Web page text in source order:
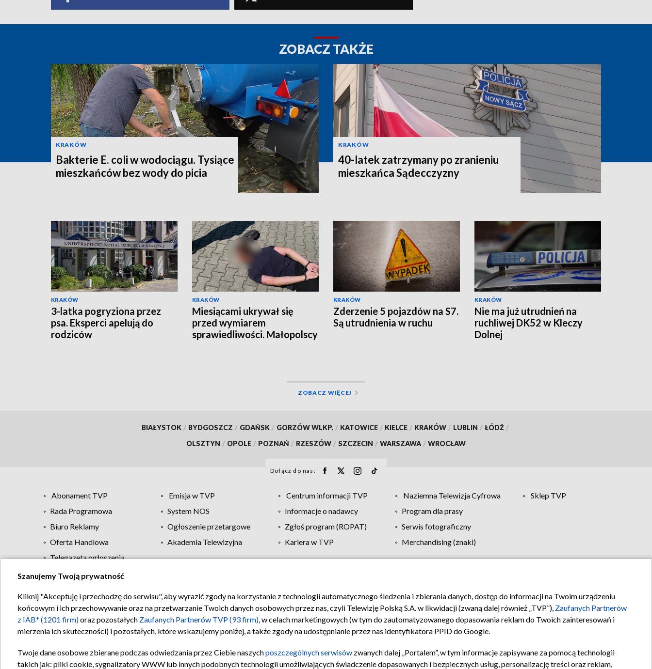
ZOBACZ TAKŻE
KRAKÓW
Bakterie E. coli w wodociągu. Tysiące
mieszkańców bez wody do picia
KRAKÓW
40-latek zatrzymany po zranieniu
mieszkańca Sądecczyzny
KRAKÓW
3-latka pogryziona przez
psa. Eksperci apelują do
rodziców
KRAKÓW
Miesiącami ukrywał się
przed wymiarem
sprawiedliwości. Małopolscy
KRAKÓW
Zderzenie 5 pojazdów na S7.
Są utrudnienia w ruchu
KRAKÓW
Nie ma już utrudnień na
ruchliwej DK52 w Kleczy
Dolnej
ZOBACZ WIĘCEJ
BIAŁYSTOK / BYDGOSZCZ / GDAŃSK / GORZÓW WLKP. / KATOWICE / KIELCE / KRAKÓW / LUBLIN / ŁÓDŹ /
OLSZTYN / OPOLE / POZNAŃ / RZESZÓW / SZCZECIN / WARSZAWA / WROCŁAW
Dołącz do nas:
Abonament TVP Emisja w TVP Centrum informacji TVP Naziemna Telewizja Cyfrowa
Sklep TVP
Rada Programowa
System NOS Informacje o nadawcy
Program dla prasy
Biuro Reklamy
Ogłoszenie przetargowe Zgłoś program (ROPAT)
Serwis fotograficzny
Oferta Handlowa
Akademia Telewizyjna Kariera w TVP
Merchandising (znaki)
Telegazeta ogłoszenia
Regulamin TVP Polityka prywatności Moje zgody Pomoc Biuro reklamy Kontakt
Szanujemy Twoją prywatność
Kliknij "Akceptuję i przechodzę do serwisu", aby wyrazić zgody na korzystanie z technologii automatycznego śledzenia i zbierania danych, dostęp do informacji na Twoim urządzeniu
końcowym i ich przechowywanie oraz na przetwarzanie Twoich danych osobowych przez nas, czyli Telewizję Polską S.A. w likwidacji (zwaną dalej również „TVP”), Zaufanych Partnerów
z IAB* (1201 firm)oraz pozostałych Zaufanych Partnerów TVP (93 firm), w celach marketingowych (w tym do zautomatyzowanego dopasowania reklam do Twoich zainteresowań i
mierzenia ich skuteczności) i pozostałych, które wskazujemy poniżej, a także zgody na udostępnianie przez nas identyfikatora PPID do Google.
Twoje dane osobowe zbierane podczas odwiedzania przez Ciebie naszychposzczególnych serwisów zwanych dalej „Portalem”, w tym informacje zapisywane za pomocą technologii
takich jak: pliki cookie, sygnalizatory WWW lub innych podobnych technologii umożliwiających świadczenie dopasowanych i bezpiecznych usług, personalizację treści oraz reklam,